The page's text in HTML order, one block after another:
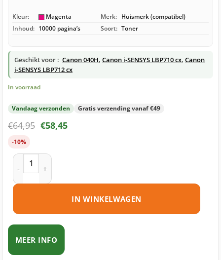
Kleur: Magenta Merk: Huismerk (compatibel)
Inhoud: 10000 pagina’s Soort: Toner
Geschikt voor : Canon 040H, Canon i-SENSYS LBP710 cx, Canon
i-SENSYS LBP712 cx
In voorraad
Vandaag verzonden Gratis verzending vanaf €49
€64,95 €58,45
-10%
Canon 040H toner magenta huismerk aantal
IN WINKELWAGEN
MEER INFO